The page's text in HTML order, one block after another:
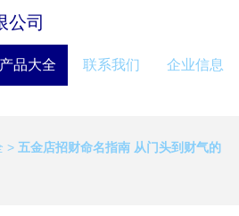
公司
产品大全 联系我们 企业信息
> 五金店招财命名指南 从门头到财气的